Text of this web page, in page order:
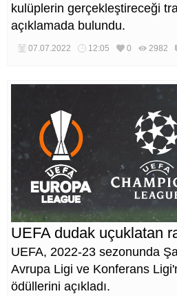
kulüplerin gerçekleştireceği
açıklamada bulundu.
07.07.2022 12:05 0 2982
UEFA dudak uçuklatan
UEFA, 2022-23 sezonunda
Avrupa Ligi ve Konferans
ödüllerini açıkladı.